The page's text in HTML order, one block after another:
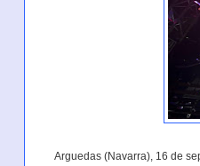
Arguedas (Navarra), 16 de